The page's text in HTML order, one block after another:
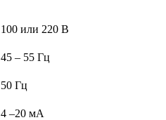
100 или 220 В
45 – 55 Гц
50 Гц
4 –20 мА